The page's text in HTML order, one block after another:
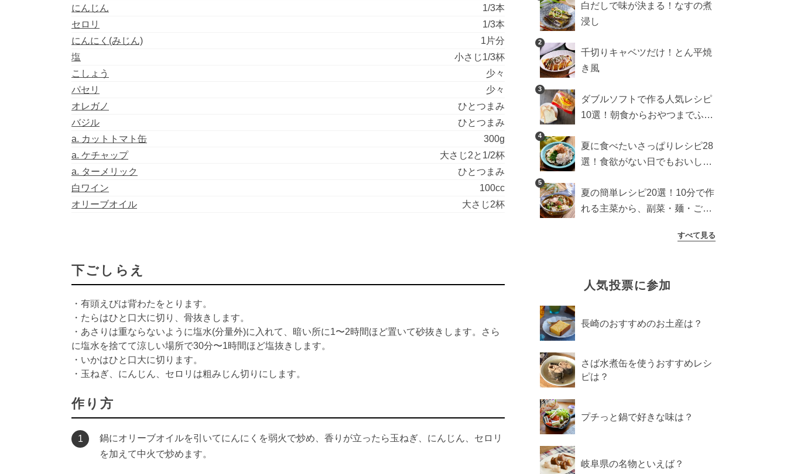
にんじん
1/3本
セロリ
1/3本
にんにく(みじん)
1片分
塩
小さじ1/3杯
こしょう
少々
パセリ
少々
オレガノ
ひとつまみ
バジル
ひとつまみ
a. カットトマト缶
300g
a. ケチャップ
大さじ2と1/2杯
a. ターメリック
ひとつまみ
白ワイン
100cc
オリーブオイル
大さじ2杯
下ごしらえ
・有頭えびは背わたをとります。
・たらはひと口大に切り、骨抜きします。
・あさりは重ならないように塩水(分量外)に入れて、暗い所に1〜2時間ほど置いて砂抜きします。さら
に塩水を捨てて涼しい場所で30分〜1時間ほど塩抜きします。
・いかはひと口大に切ります。
・玉ねぎ、にんじん、セロリは粗みじん切りにします。
作り方
1
鍋にオリーブオイルを引いてにんにくを弱火で炒め、香りが立ったら玉ねぎ、にんじん、セロリ
を加えて中火で炒めます。
白だしで味が決まる！なすの煮
浸し
2
千切りキャベツだけ！とん平焼
き風
3
ダブルソフトで作る人気レシピ
10選！朝食からおやつまでふん
4
夏に食べたいさっぱりレシピ28
選！食欲がない日でもおいしい
5
夏の簡単レシピ20選！10分で作
れる主菜から、副菜・麺・ごは
すべて見る
人気投票に参加
長崎のおすすめのお土産は？
さば水煮缶を使うおすすめレシ
ピは？
プチっと鍋で好きな味は？
岐阜県の名物といえば？